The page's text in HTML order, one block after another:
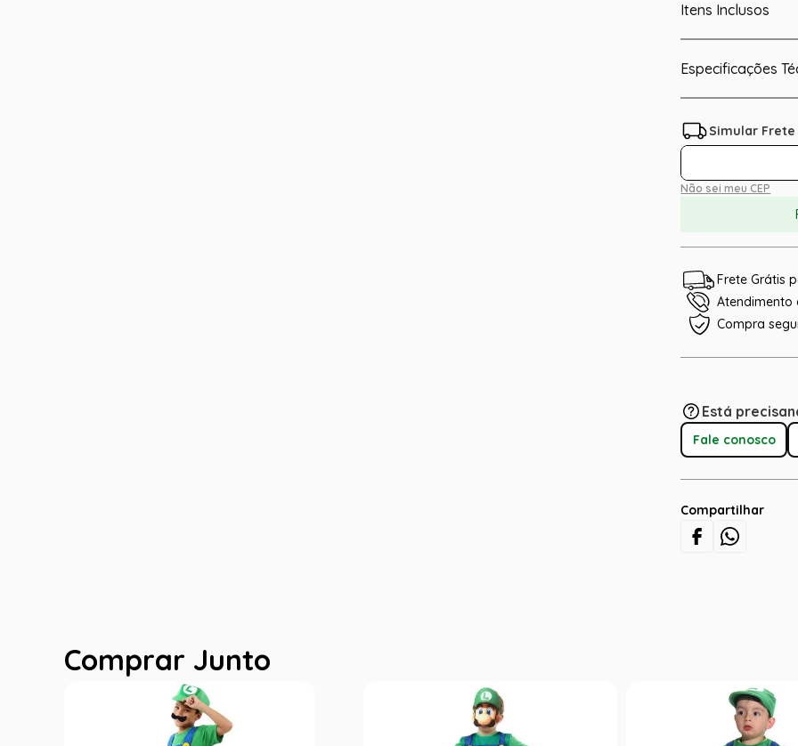
Itens Inclusos
Especificações
Não sei meu CEP
Frete Grátis
Atendimento
Compra
Está
Fale conosco
Compartilhar
Comprar Junto